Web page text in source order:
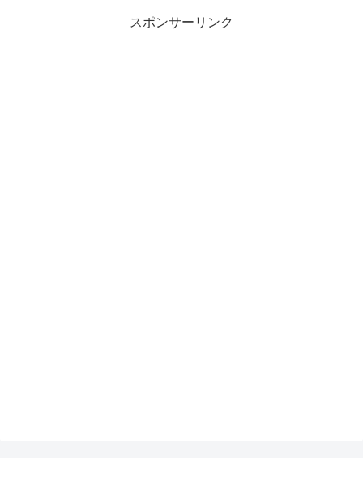
スポンサーリンク